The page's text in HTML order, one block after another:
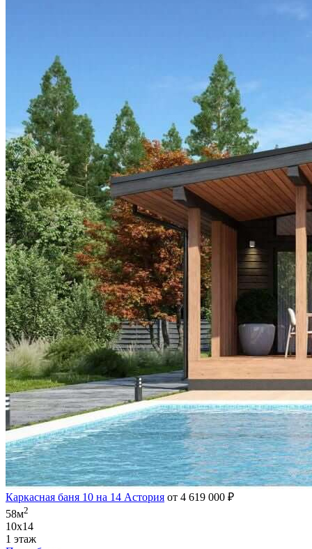
Каркасная баня 10 на 14 Астория от 4 619 000 ₽
58м2
10х14
1 этаж